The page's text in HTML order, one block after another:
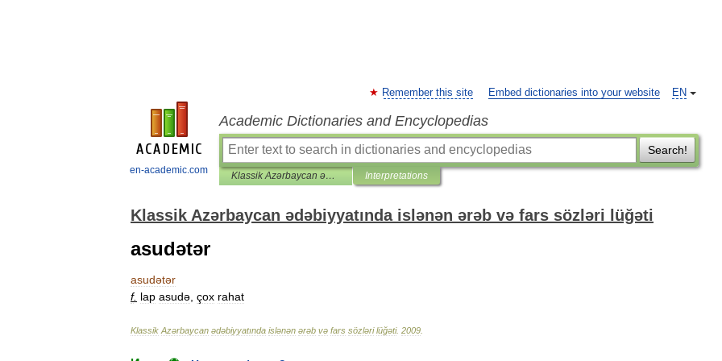
en-academic.com
EN
Remember this site Embed dictionaries into your website
Academic Dictionaries and Encyclopedias
Search!
Klassik Azərbaycan ədəbiyyatında islənən ərəb və fars sözləri lüğəti Interpretations
Klassik Azərbaycan ədəbiyyatında islənən ərəb və fars sözləri lüğəti
asudətər
asudətər
f. lap asudə çox rahat
Klassik Azərbaycan ədəbiyyatında islənən ərəb və fars sözləri lüğəti. 2009